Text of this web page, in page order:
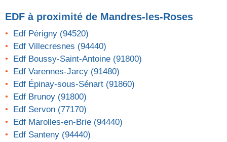
EDF à proximité de Mandres-les-Roses
Edf Périgny (94520)
Edf Villecresnes (94440)
Edf Boussy-Saint-Antoine (91800)
Edf Varennes-Jarcy (91480)
Edf Épinay-sous-Sénart (91860)
Edf Brunoy (91800)
Edf Servon (77170)
Edf Marolles-en-Brie (94440)
Edf Santeny (94440)